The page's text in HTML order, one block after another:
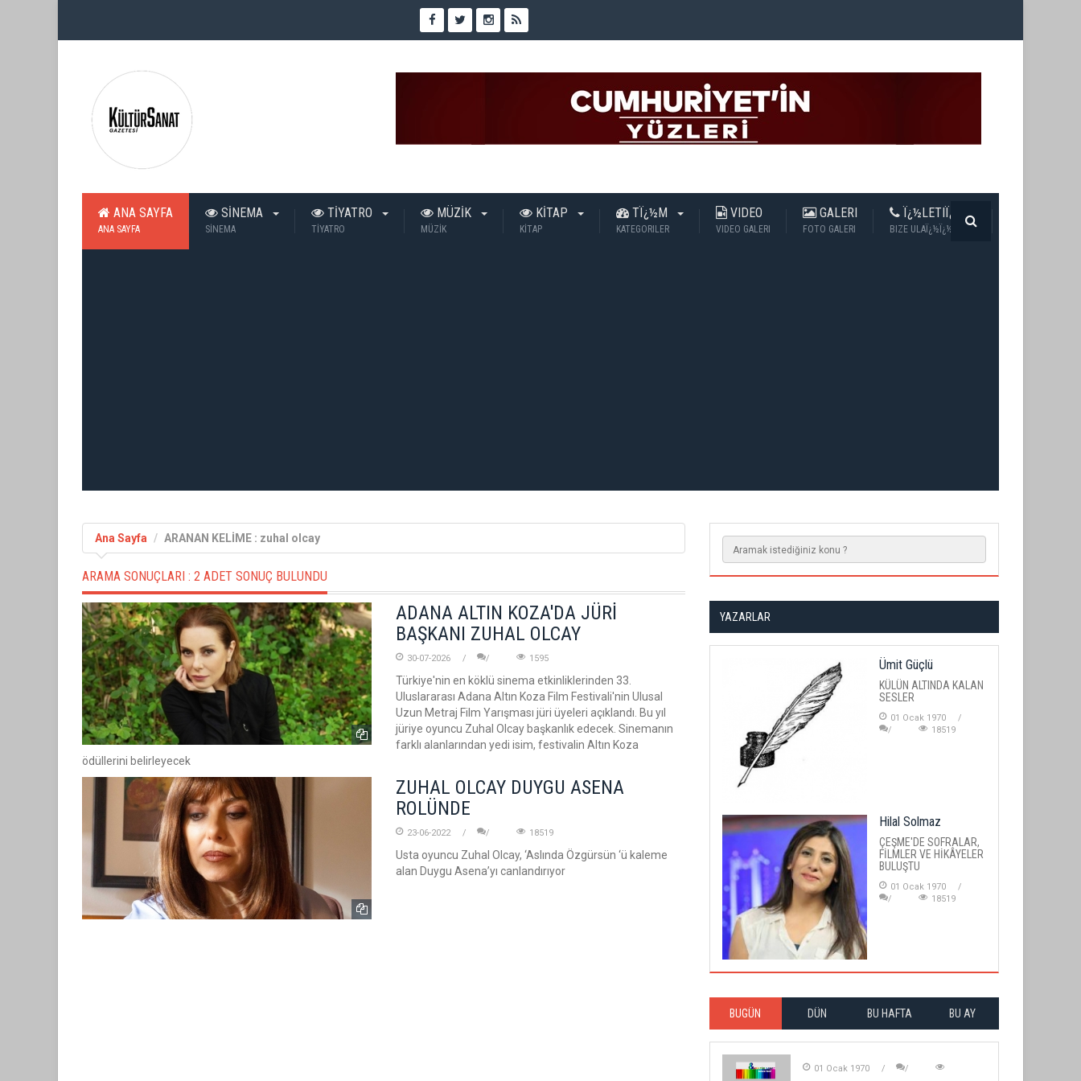
ANA SAYFA
ANA SAYFA
SİNEMA
SİNEMA
TİYATRO
TİYATRO
MÜZİK
MÜZİK
KİTAP
KİTAP
TÏ¿½M
KATEGORILER
VIDEO
VIDEO GALERI
GALERI
FOTO GALERI
Ï¿½LETIÏ¿½IM
BIZE ULAÏ¿½Ï¿½N
Ana Sayfa ARANAN KELİME : zuhal olcay
ARAMA SONUÇLARI : 2 ADET SONUÇ BULUNDU
ADANA ALTIN KOZA'DA JÜRİ
BAŞKANI ZUHAL OLCAY
30-07-2026 1595
Türkiye'nin en köklü sinema etkinliklerinden 33.
Uluslararası Adana Altın Koza Film Festivali'nin Ulusal
Uzun Metraj Film Yarışması jüri üyeleri açıklandı. Bu yıl
jüriye oyuncu Zuhal Olcay başkanlık edecek. Sinemanın
farklı alanlarından yedi isim, festivalin Altın Koza
ödüllerini belirleyecek
ZUHAL OLCAY DUYGU ASENA
ROLÜNDE
23-06-2022 18519
Usta oyuncu Zuhal Olcay, ‘Aslında Özgürsün ‘ü kaleme
alan Duygu Asena’yı canlandırıyor
YAZARLAR
Ümit Güçlü
KÜLÜN ALTINDA KALAN
SESLER
01 Ocak 1970
18519
Hilal Solmaz
ÇEŞME'DE SOFRALAR,
FİLMLER VE HİKÂYELER
BULUŞTU
01 Ocak 1970
18519
BUGÜN DÜN BU HAFTA BU AY
01 Ocak 1970